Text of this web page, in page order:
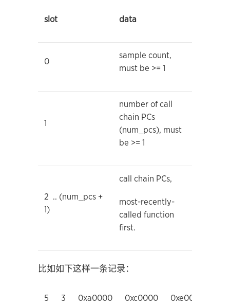
slot data
0
sample count,
must be >= 1
1
number of call
chain PCs
(num_pcs), must
be >= 1
2 .. (num_pcs +
1)
call chain PCs,
most-recently-
called function
first.
比如如下这样一条记录：
5 3 0xa0000 0xc0000 0xe0000